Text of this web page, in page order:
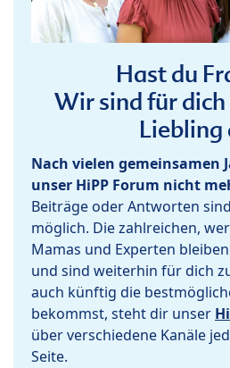
Hast du
Wir sind für
Liebling
Nach vielen gemeinsamen
unser HiPP Forum nicht
Beiträge oder Antworten
möglich. Die zahlreichen,
Mamas und Experten
und sind weiterhin für dich
auch künftig die
bekommst, steht dir unser
über verschiedene Kanäle
Seite.